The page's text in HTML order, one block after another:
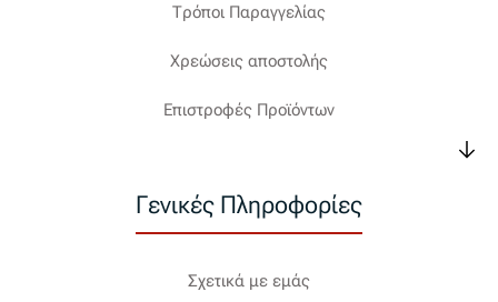
Τρόποι Παραγγελίας
Χρεώσεις αποστολής
Επιστροφές Προϊόντων
Γενικές Πληροφορίες
Σχετικά με εμάς